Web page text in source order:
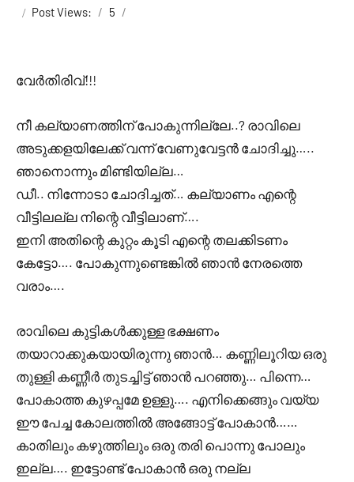
Cm Post Views: 5
വേർതിരിവ്!!!
നീ കല്യാണത്തിന് പോകുന്നില്ലേ..? രാവിലെ
അടുക്കളയിലേക്ക് വന്ന് വേണുവേട്ടൻ ചോദിച്ചു…..
ഞാനൊന്നും മിണ്ടിയില്ല…
ഡീ.. നിന്നോടാ ചോദിച്ചത്… കല്യാണം എന്റെ
വീട്ടിലല്ല നിന്റെ വീട്ടിലാണ്….
ഇനി അതിന്റെ കുറ്റം കൂടി എന്റെ തലക്കിടണം
കേട്ടോ…. പോകുന്നുണ്ടെങ്കിൽ ഞാൻ നേരത്തെ
വരാം….
രാവിലെ കുട്ടികൾക്കുള്ള ഭക്ഷണം
തയാറാക്കുകയായിരുന്നു ഞാൻ… കണ്ണിലൂറിയ ഒരു
തുള്ളി കണ്ണീർ തുടച്ചിട്ട് ഞാൻ പറഞ്ഞു… പിന്നെ…
പോകാത്ത കുഴപ്പമേ ഉള്ളു…. എനിക്കെങ്ങും വയ്യ
ഈ പേച്ച കോലത്തിൽ അങ്ങോട്ട് പോകാൻ……
കാതിലും കഴുത്തിലും ഒരു തരി പൊന്നു പോലും
ഇല്ല…. ഇട്ടോണ്ട് പോകാൻ ഒരു നല്ല